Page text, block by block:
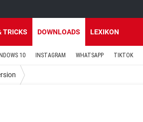
TRICKS DOWNLOADS LEXIKON
10 INSTAGRAM WHATSAPP TIKTOK